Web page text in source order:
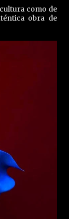
como de
obra de